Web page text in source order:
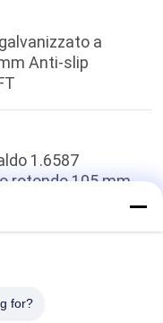
a
slip
1.6587
rotondo 105 mm
for?